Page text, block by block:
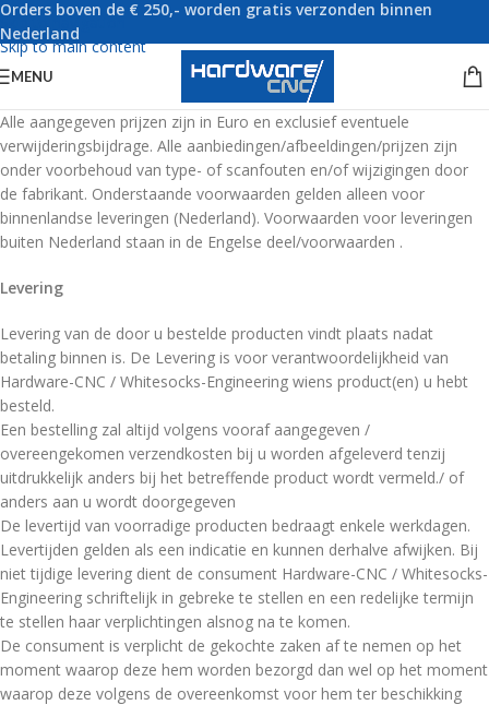
Skip to navigation
Skip to main content
Orders boven de € 250,- worden gratis verzonden binnen
Nederland
MENU
Alle aangegeven prijzen zijn in Euro en exclusief eventuele
verwijderingsbijdrage. Alle aanbiedingen/afbeeldingen/prijzen zijn
onder voorbehoud van type- of scanfouten en/of wijzigingen door
de fabrikant. Onderstaande voorwaarden gelden alleen voor
binnenlandse leveringen (Nederland). Voorwaarden voor leveringen
buiten Nederland staan in de Engelse deel/voorwaarden .
Levering
Levering van de door u bestelde producten vindt plaats nadat
betaling binnen is. De Levering is voor verantwoordelijkheid van
Hardware-CNC / Whitesocks-Engineering wiens product(en) u hebt
besteld.
Een bestelling zal altijd volgens vooraf aangegeven /
overeengekomen verzendkosten bij u worden afgeleverd tenzij
uitdrukkelijk anders bij het betreffende product wordt vermeld./ of
anders aan u wordt doorgegeven
De levertijd van voorradige producten bedraagt enkele werkdagen.
Levertijden gelden als een indicatie en kunnen derhalve afwijken. Bij
niet tijdige levering dient de consument Hardware-CNC / Whitesocks-
Engineering schriftelijk in gebreke te stellen en een redelijke termijn
te stellen haar verplichtingen alsnog na te komen.
De consument is verplicht de gekochte zaken af te nemen op het
moment waarop deze hem worden bezorgd dan wel op het moment
waarop deze volgens de overeenkomst voor hem ter beschikking